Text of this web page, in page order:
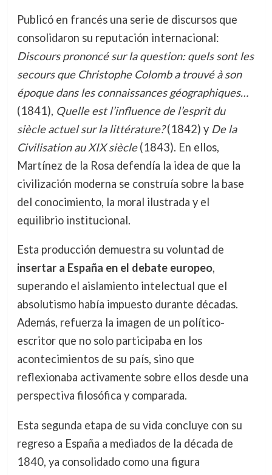
Publicó en francés una serie de discursos que
consolidaron su reputación internacional:
Discours prononcé sur la question: quels sont les
secours que Christophe Colomb a trouvé à son
époque dans les connaissances géographiques…
(1841), Quelle est l’influence de l’esprit du
siècle actuel sur la littérature?(1842) y De la
Civilisation au XIX siècle(1843). En ellos,
Martínez de la Rosa defendía la idea de que la
civilización moderna se construía sobre la base
del conocimiento, la moral ilustrada y el
equilibrio institucional.
Esta producción demuestra su voluntad de
insertar a España en el debate europeo,
superando el aislamiento intelectual que el
absolutismo había impuesto durante décadas.
Además, refuerza la imagen de un político-
escritor que no solo participaba en los
acontecimientos de su país, sino que
reflexionaba activamente sobre ellos desde una
perspectiva filosófica y comparada.
Esta segunda etapa de su vida concluye con su
regreso a España a mediados de la década de
1840, ya consolidado como una figura